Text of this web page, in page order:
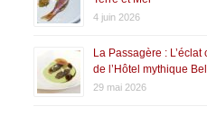
4 juin 2026
La Passagère :
de l’Hôtel mythique
29 mai 2026